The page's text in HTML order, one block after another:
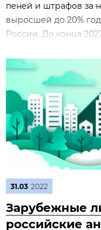
пеней и штрафов за
выросшей до 20%
России. До конца
31.03 2022
Зарубежные
российские